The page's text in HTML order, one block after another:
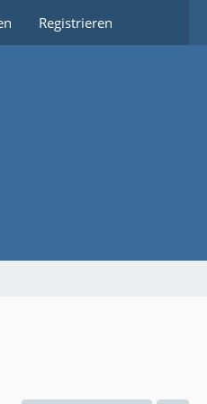
Registrieren